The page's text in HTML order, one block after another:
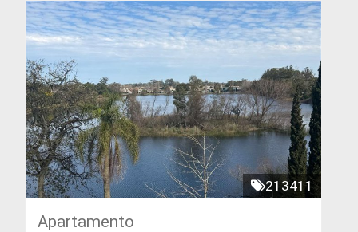
213411
Apartamento